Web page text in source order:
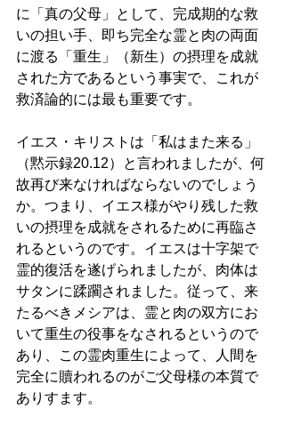
に「真の父母」として、完成期的な救
いの担い手、即ち完全な霊と肉の両面
に渡る「重生」（新生）の摂理を成就
された方であるという事実で、これが
救済論的には最も重要です。
イエス・キリストは「私はまた来る」
（黙示録20.12）と言われましたが、何
故再び来なければならないのでしょう
か。つまり、イエス様がやり残した救
いの摂理を成就をされるために再臨さ
れるというのです。イエスは十字架で
霊的復活を遂げられましたが、肉体は
サタンに蹂躙されました。従って、来
たるべきメシアは、霊と肉の双方にお
いて重生の役事をなされるというので
あり、この霊肉重生によって、人間を
完全に贖われるのがご父母様の本質で
ありすます。